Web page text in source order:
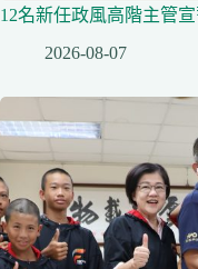
12名新任政風高階主管
2026-08-07